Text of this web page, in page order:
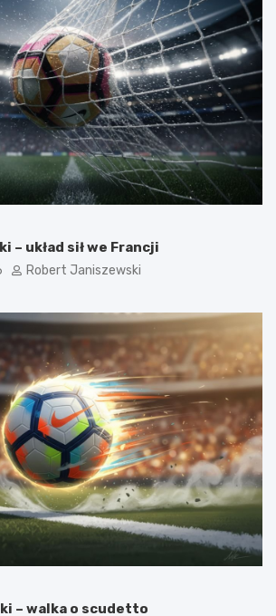
– układ sił we Francji
Robert Janiszewski
– walka o scudetto